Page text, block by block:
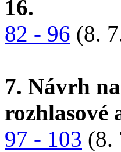
16.
82 - 96 (8.
7. Návrh
rozhlasové
97 - 103 (8.